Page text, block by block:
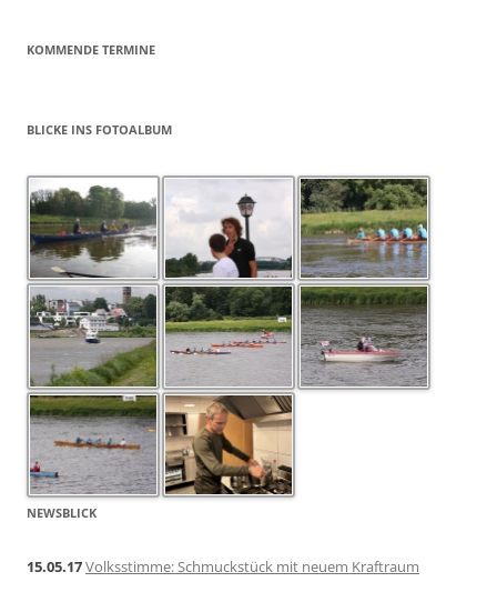
KOMMENDE TERMINE
BLICKE INS FOTOALBUM
NEWSBLICK
15.05.17Volksstimme: Schmuckstück mit neuem Kraftraum